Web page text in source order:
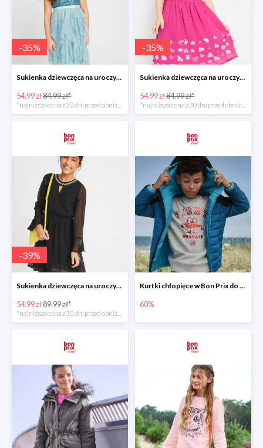
-35%
Sukienka dziewczęca na uroczyste okazje z tiulowymi falbanami i cekinami -35%
54.99 zł84.99 zł*
*najniższa cena z 30 dni przed obniżką
-35%
Sukienka dziewczęca na uroczyste okazje Różowa Magnolia -35%
54.99 zł84.99 zł*
*najniższa cena z 30 dni przed obniżką
-39%
Sukienka dziewczęca na uroczyste okazje -38%
54.99 zł89.99 zł*
Kurtki chłopięce w Bon Prix do -60%
60%